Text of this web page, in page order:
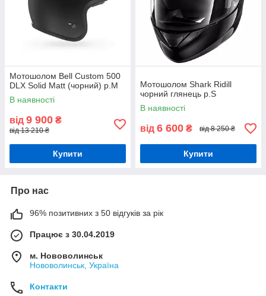
Мотошолом Bell Custom 500
DLX Solid Matt (чорний) р.М
В наявності
від 9 900 ₴
від 13 210 ₴
Купити
Мотошолом Shark Ridill
чорний глянець р.S
В наявності
від 6 600 ₴ від 8 250 ₴
Купити
Про нас
96% позитивних з 50 відгуків за рік
Працює з 30.04.2019
м. Нововолинськ
Нововолинськ, Україна
Контакти